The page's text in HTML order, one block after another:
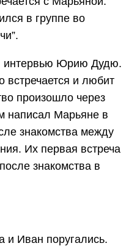
в группе во
интервью Юрию Дудю.
встречается и любит
произошло через
написал Марьяне в
знакомства между
Их первая встреча
знакомства в
Иван поругались.